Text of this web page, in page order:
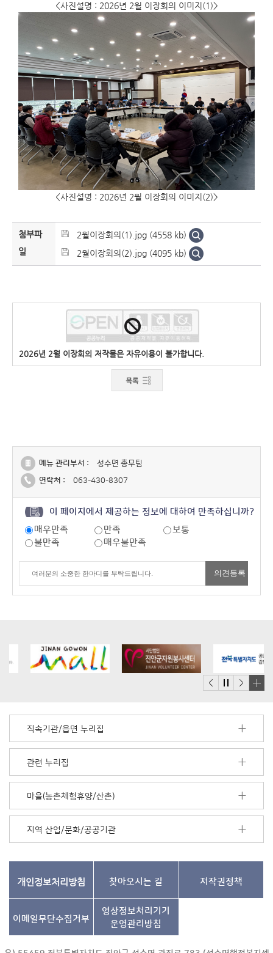
<사진설명 : 2026년 2월 이장회의 이미지(1)>
<사진설명 : 2026년 2월 이장회의 이미지(2)>
첨부파
일
2월이장회의(1).jpg (4558 kb)
2월이장회의(2).jpg (4095 kb)
2026년 2월 이장회의 저작물은 자유이용이 불가합니다.
메뉴 관리부서 :
성수면 총무팀
연락처 :
063-430-8307
이 페이지에서 제공하는 정보에 대하여 만족하십니까?
매우만족
만족
보통
불만족
매우불만족
더
기
직속기관/읍면 누리집
관련 누리집
마을(농촌체험휴양/산촌)
지역 산업/문화/공공기관
개인정보처리방침 찾아오시는 길 저작권정책
이메일무단수집거부
영상정보처리기기
운영관리방침